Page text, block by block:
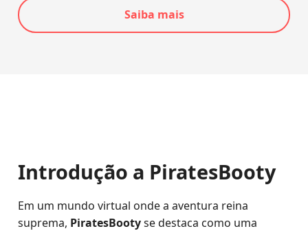
Saiba mais
Introdução a PiratesBooty
Em um mundo virtual onde a aventura reina
suprema, PiratesBootyse destaca como uma